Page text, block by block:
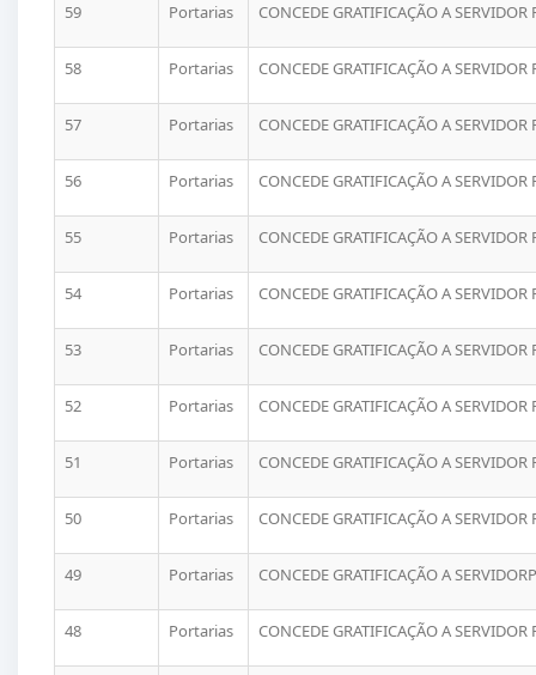
59
Portarias CONCEDE GRATIFICAÇÃO A
58 Portarias CONCEDE GRATIFICAÇÃO A
57 Portarias CONCEDE GRATIFICAÇÃO A
56 Portarias CONCEDE GRATIFICAÇÃO A
55 Portarias CONCEDE GRATIFICAÇÃO A
54 Portarias CONCEDE GRATIFICAÇÃO A
53 Portarias CONCEDE GRATIFICAÇÃO A
52 Portarias CONCEDE GRATIFICAÇÃO A
51 Portarias CONCEDE GRATIFICAÇÃO A
50 Portarias CONCEDE GRATIFICAÇÃO A
49 Portarias CONCEDE GRATIFICAÇÃO A
48 Portarias CONCEDE GRATIFICAÇÃO A